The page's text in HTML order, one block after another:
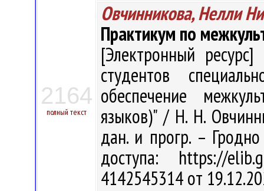
2164
полный текст
Овчинникова, Нелли
Практикум по
[Электронный
студентов
обеспечение
языков)" / Н. Н.
дан. и прогр. –
доступа: https://
4142545314 от